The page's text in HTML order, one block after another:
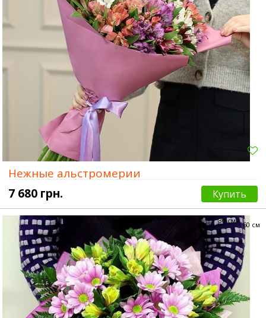
Нежные альстромерии
7 680 грн.
Купить
60 см
30 см